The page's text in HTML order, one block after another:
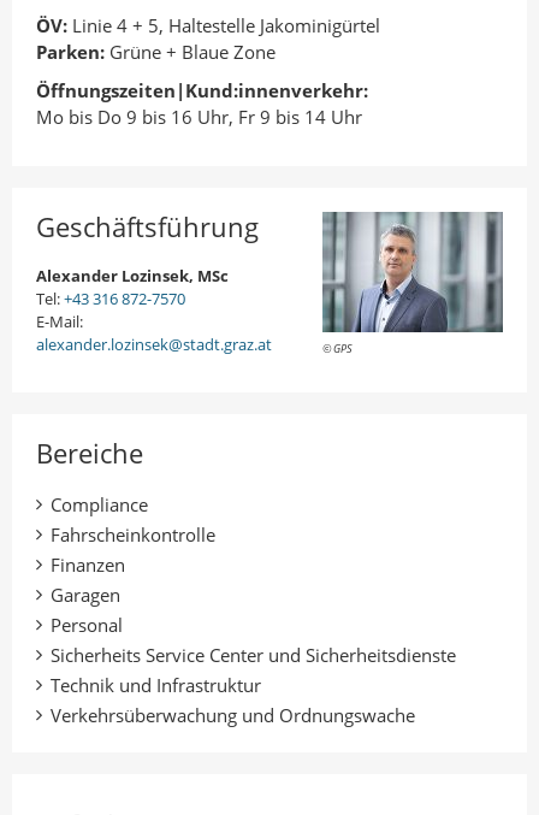
ÖV: Linie 4 + 5, Haltestelle Jakominigürtel
Parken: Grüne + Blaue Zone
Öffnungszeiten|Kund:innenverkehr:
Mo bis Do 9 bis 16 Uhr, Fr 9 bis 14 Uhr
© GPS
Geschäftsführung
Alexander Lozinsek, MSc
Tel:+43 316 872-7570
E-Mail:
alexander.lozinsek@stadt.graz.at
Bereiche
Compliance
Fahrscheinkontrolle
Finanzen
Garagen
Personal
Sicherheits Service Center und Sicherheitsdienste
Technik und Infrastruktur
Verkehrsüberwachung und Ordnungswache